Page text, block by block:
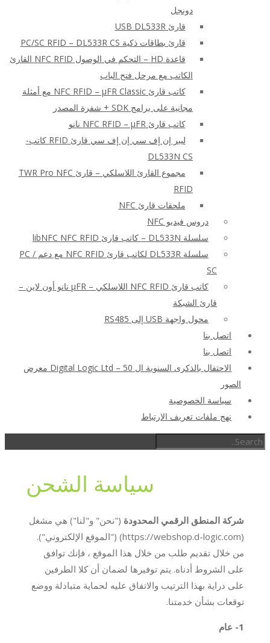
دونجل
قارئ USB DL533R
قارئ بطاقات ذكية PC/SC RFID – DL533R CS
قاعدة HD – التحكم في الوصول NFC RFID القارئ
الكاتب مع مرحل فتح الباب
كاتب قارئ NFC RFID – μFR Classic مع أمثلة
مجانية على برامج SDK + شفرة المصدر
كاتب قارئ NFC RFID – μFR نانو
ليبر إن إف سي إن إف سي قارئ RFID كاتب-
DL533N CS
مجموع القارئ اللاسلكي – قارئ TWR Pro NFC
RFID
ملحقات قارئ NFC
دروس فيديو NFC
سلسلة DL533N – كاتب قارئ libNFC NFC RFID
سلسلة DL533R لكاتب قارئ NFC RFID مع دعم PC /
SC
كاتب قارئ NFC RFID اللاسلكي – μFR نانو أون لاين –
قارئ الشبكة
محول واجهة USB إلى RS485
اتصل بنا
اتصل بنا
الاحتفال بالذكرى السنوية ال 50 – Digital Logic Ltd معرض
الصور
سياسة الخصوصية
نهج ملفات تعريف الارتباط
سياسة الشحن
شركة المنطق الرقمي المحدودة ("نحن" و"لنا") هي مشغل
(https://webshop.d-logic.com) ("الموقع الإلكتروني").
من خلال تقديم طلب من خلال هذا الموقع ، فإنك توافق
على الشروط أدناه. يتم توفيرها لضمان أن كلا الطرفين
على دراية بهذا الترتيب والاتفاق عليه لحماية متبادلة ووضع
توقعات بشأن خدمتنا.
1- عام